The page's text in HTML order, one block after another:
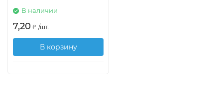
В наличии
7,20 ₽ /шт.
В корзину